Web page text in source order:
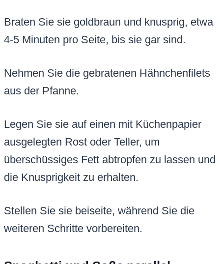
Braten Sie sie goldbraun und knusprig, etwa
4-5 Minuten pro Seite, bis sie gar sind.
Nehmen Sie die gebratenen Hähnchenfilets
aus der Pfanne.
Legen Sie sie auf einen mit Küchenpapier
ausgelegten Rost oder Teller, um
überschüssiges Fett abtropfen zu lassen und
die Knusprigkeit zu erhalten.
Stellen Sie sie beiseite, während Sie die
weiteren Schritte vorbereiten.